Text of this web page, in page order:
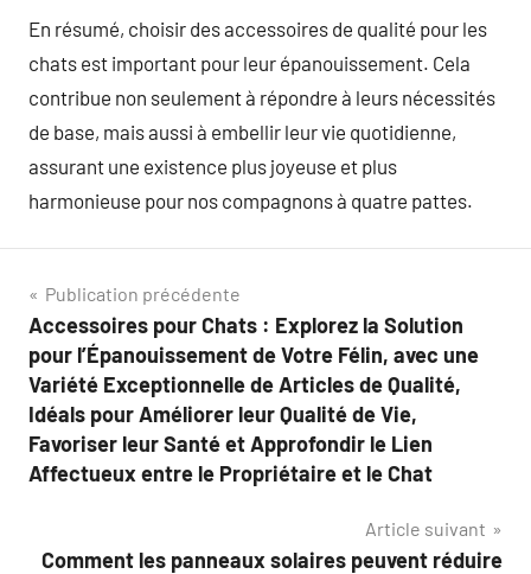
En résumé, choisir des accessoires de qualité pour les
chats est important pour leur épanouissement. Cela
contribue non seulement à répondre à leurs nécessités
de base, mais aussi à embellir leur vie quotidienne,
assurant une existence plus joyeuse et plus
harmonieuse pour nos compagnons à quatre pattes.
Navigation
de
l’article
Publication précédente
Accessoires pour Chats : Explorez la Solution
pour l’Épanouissement de Votre Félin, avec une
Variété Exceptionnelle de Articles de Qualité,
Idéals pour Améliorer leur Qualité de Vie,
Favoriser leur Santé et Approfondir le Lien
Affectueux entre le Propriétaire et le Chat
Article suivant
Comment les panneaux solaires peuvent réduire